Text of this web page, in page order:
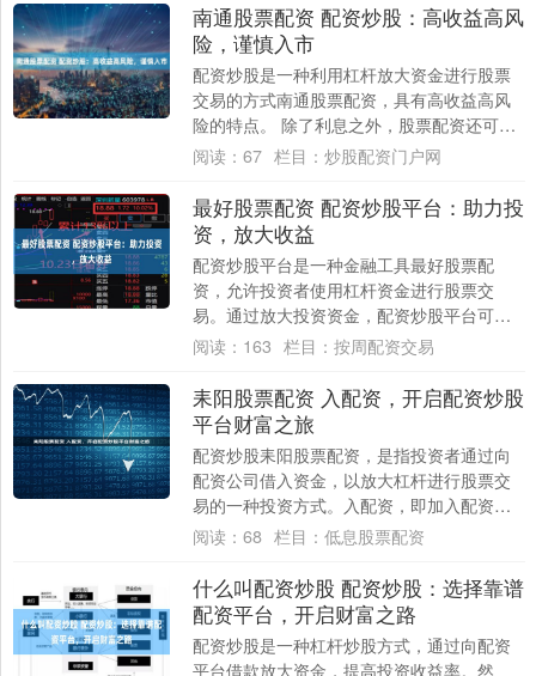
南通股票配资 配资炒股：高收益高风
险，谨慎入市
配资炒股是一种利用杠杆放大资金进行股票
交易的方式南通股票配资，具有高收益高风
险的特点。 除了利息之外，股票配资还可能
产生其他费用，如手续费、管理费和风控费
阅读： 67 栏目： 炒股配资门户网
最好股票配资 配资炒股平台：助力投
资，放大收益
配资炒股平台是一种金融工具最好股票配
资，允许投资者使用杠杆资金进行股票交
易。通过放大投资资金，配资炒股平台可以
帮助投资者获得更高的潜在收益。 股票配债
阅读： 163 栏目： 按周配资交易
耒阳股票配资 入配资，开启配资炒股
平台财富之旅
配资炒股耒阳股票配资，是指投资者通过向
配资公司借入资金，以放大杠杆进行股票交
易的一种投资方式。入配资，即加入配资炒
股平台，开启财富之旅。 * **爆仓风险：**....
阅读： 68 栏目： 低息股票配资
什么叫配资炒股 配资炒股：选择靠谱
配资平台，开启财富之路
配资炒股是一种杠杆炒股方式，通过向配资
平台借款放大资金，提高投资收益率。然